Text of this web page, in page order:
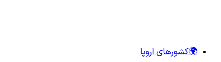
🌍کشورهای اروپا